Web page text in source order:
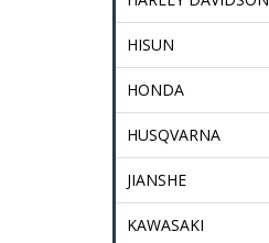
HISUN
HONDA
HUSQVARNA
JIANSHE
KAWASAKI